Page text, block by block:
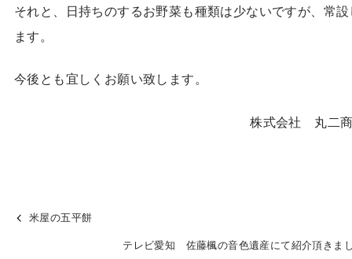
それと、日持ちのするお野菜も種類は少ないですが、常設
ます。
今後とも宜しくお願い致します。
株式会社 丸二
米屋の五平餅
テレビ愛知 佐藤楓の音色遺産にて紹介頂きま